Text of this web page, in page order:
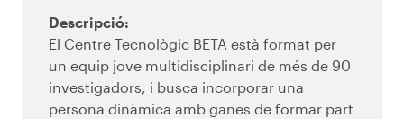
Descripció:
El Centre Tecnològic BETA està format per
un equip jove multidisciplinari de més de 90
investigadors, i busca incorporar una
persona dinàmica amb ganes de formar part